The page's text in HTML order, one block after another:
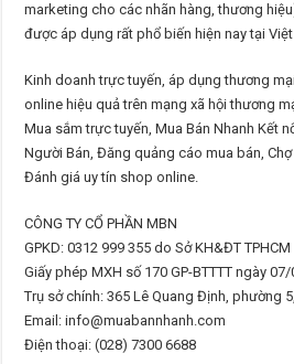
marketing cho các nhãn hàng, thương
được áp dụng rất phổ biến hiện nay tại
Kinh doanh trực tuyến, áp dụng thương
online hiệu quả trên mạng xã hội thương
Mua sắm trực tuyến, Mua Bán Nhanh Kết
Người Bán, Đăng quảng cáo mua bán,
Đánh giá uy tín shop online.
CÔNG TY CỔ PHẦN MBN
GPKD: 0312 999 355 do Sở KH&ĐT
Giấy phép MXH số 170 GP-BTTTT ngày
Trụ sở chính: 365 Lê Quang Định, phường
Email: info@muabannhanh.com
Điện thoại: (028) 7300 6688